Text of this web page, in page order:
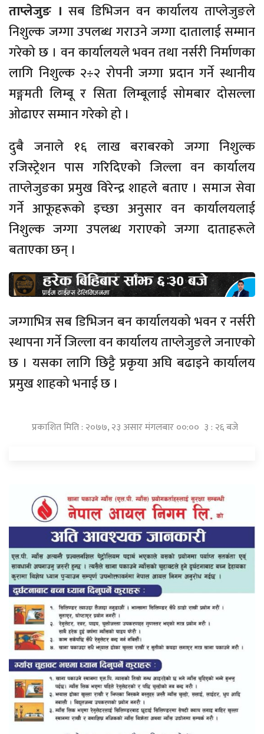
ताप्लेजुङ । सब डिभिजन वन कार्यालय ताप्लेजुङले
निशुल्क जग्गा उपलब्ध गराउने जग्गा दातालाई सम्मान
गरेको छ । वन कार्यालयले भवन तथा नर्सरी निर्माणका
लागि निशुल्क २÷२ रोपनी जग्गा प्रदान गर्ने स्थानीय
मङ्गमती लिम्बू र सिता लिम्बूलाई सोमबार दोसल्ला
ओढाएर सम्मान गरेको हो ।
दुबै जनाले १६ लाख बराबरको जग्गा निशुल्क
रजिस्ट्रेशन पास गरिदिएको जिल्ला वन कार्यालय
ताप्लेजुङका प्रमुख विरेन्द्र शाहले बताए । समाज सेवा
गर्ने आफूहरूको इच्छा अनुसार वन कार्यालयलाई
निशुल्क जग्गा उपलब्ध गराएको जग्गा दाताहरूले
बताएका छन् ।
जग्गाभित्र सब डिभिजन बन कार्यालयको भवन र नर्सरी
स्थापना गर्ने जिल्ला वन कार्यालय ताप्लेजुङले जनाएको
छ । यसका लागि छिट्टै प्रकृया अघि बढाइने कार्यालय
प्रमुख शाहको भनाई छ ।
प्रकाशित मिति : २०७७, २३ असार मंगलबार ००:०० ३ : २६ बजे